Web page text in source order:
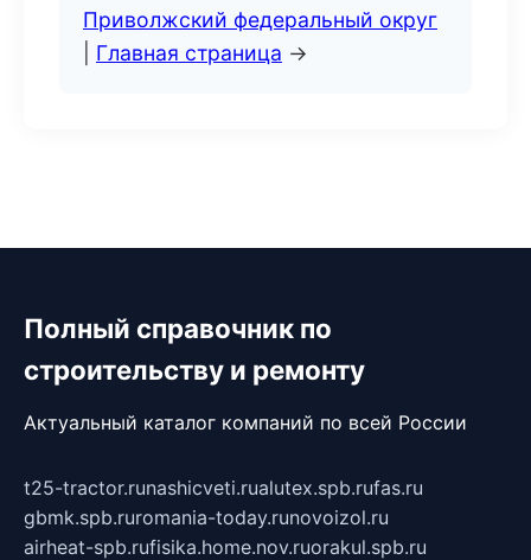
Приволжский федеральный округ
Главная страница →
Полный справочник по
строительству и ремонту
Актуальный каталог компаний по всей России
t25-tractor.runashicveti.rualutex.spb.rufas.ru
gbmk.spb.ruromania-today.runovoizol.ru
airheat-spb.rufisika.home.nov.ruorakul.spb.ru